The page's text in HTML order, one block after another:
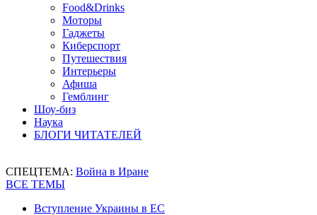
Food&Drinks
Моторы
Гаджеты
Киберспорт
Путешествия
Интерьеры
Афиша
Гемблинг
Шоу-биз
Наука
БЛОГИ ЧИТАТЕЛЕЙ
СПЕЦТЕМА: Война в Иране
ВСЕ ТЕМЫ
Вступление Украины в ЕС